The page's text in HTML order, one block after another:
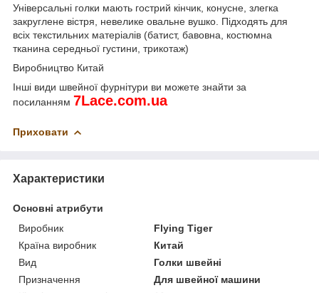
Універсальні голки мають гострий кінчик, конусне, злегка
закруглене вістря, невелике овальне вушко. Підходять для
всіх текстильних матеріалів (батист, бавовна, костюмна
тканина середньої густини, трикотаж)
Виробництво Китай
Інші види швейної фурнітури ви можете знайти за
посиланням 7Lace.com.ua
Приховати
Характеристики
Основні атрибути
Виробник
Flying Tiger
Країна виробник
Китай
Вид
Голки швейні
Призначення
Для швейної машини